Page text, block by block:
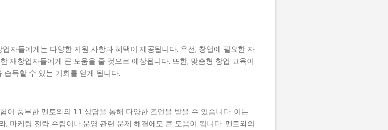
자들에게는 다양한 지원 사항과 혜택이 제공됩니다. 우선, 창업에 필요한 자
재창업자들에게 큰 도움을 줄 것으로 예상됩니다. 또한, 맞춤형 창업 교육이
득할 수 있는 기회를 얻게 됩니다.
이 풍부한 멘토와의 1:1 상담을 통해 다양한 조언을 받을 수 있습니다. 이는
, 마케팅 전략 수립이나 운영 관련 문제 해결에도 큰 도움이 됩니다. 멘토와의